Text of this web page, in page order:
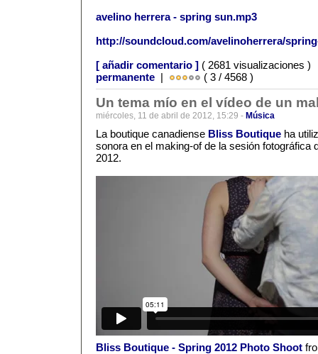
avelino herrera - spring sun.mp3
http://soundcloud.com/avelinoherrera/
[ añadir comentario ] ( 2681 visualizaciones
permanente | ( 3 / 4568 )
Un tema mío en el vídeo de un
miércoles, 11 de abril de 2012, 15:29 - Música
La boutique canadiense Bliss Boutique ha
sonora en el making-of de la sesión fotográfica
2012.
Bliss Boutique - Spring 2012 Photo Shoot